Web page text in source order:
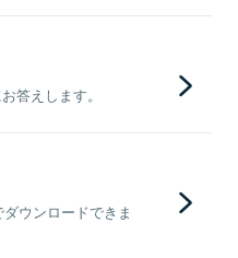
答えします。
ウンロードできま